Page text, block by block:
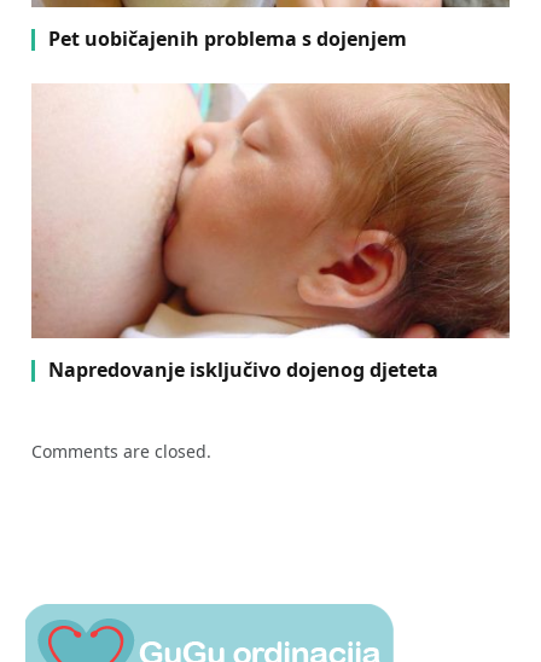
Pet uobičajenih problema s dojenjem
Napredovanje isključivo dojenog djeteta
Comments are closed.